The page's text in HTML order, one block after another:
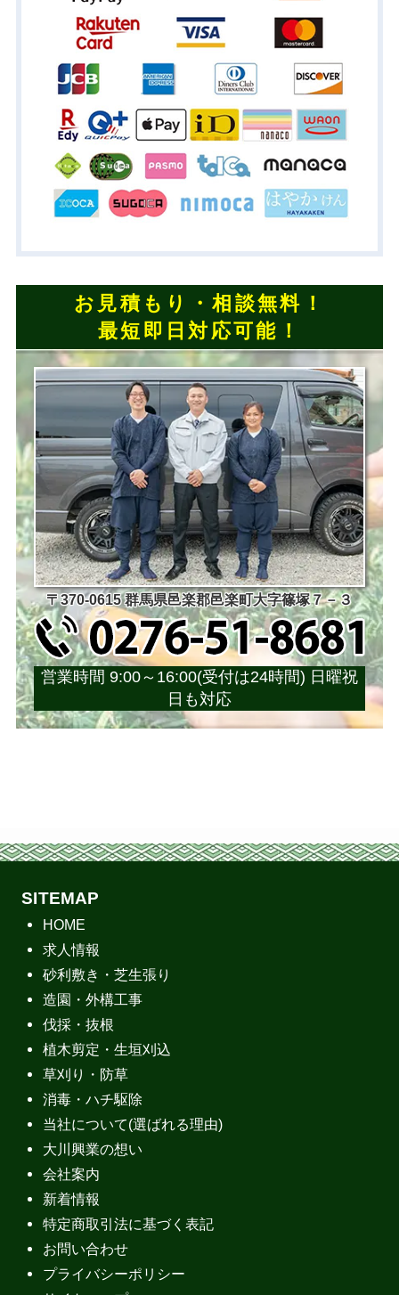
お見積もり・相談無料！
最短即日対応可能！
〒370-0615 群馬県邑楽郡邑楽町大字篠塚７－３
営業時間 9:00～16:00(受付は24時間) 日曜祝
日も対応
SITEMAP
HOME
求人情報
砂利敷き・芝生張り
造園・外構工事
伐採・抜根
植木剪定・生垣刈込
草刈り・防草
消毒・ハチ駆除
当社について(選ばれる理由)
大川興業の想い
会社案内
新着情報
特定商取引法に基づく表記
お問い合わせ
プライバシーポリシー